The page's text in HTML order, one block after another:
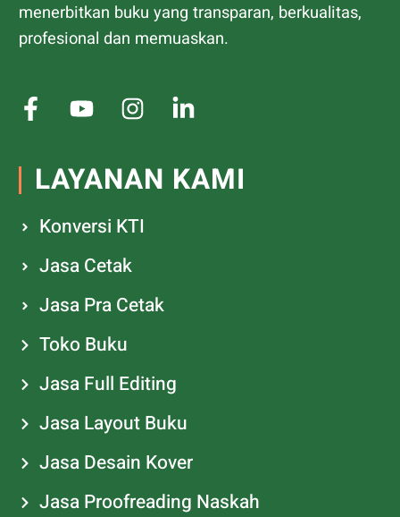
menerbitkan buku yang transparan, berkualitas,
profesional dan memuaskan.
LAYANAN KAMI
Konversi KTI
Jasa Cetak
Jasa Pra Cetak
Toko Buku
Jasa Full Editing
Jasa Layout Buku
Jasa Desain Kover
Jasa Proofreading Naskah